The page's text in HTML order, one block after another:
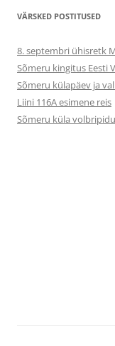
VÄRSKED POSTITUSED
8. septembri ühisretk
Sõmeru kingitus Eesti
Sõmeru külapäev ja
Liini 116A esimene reis
Sõmeru küla